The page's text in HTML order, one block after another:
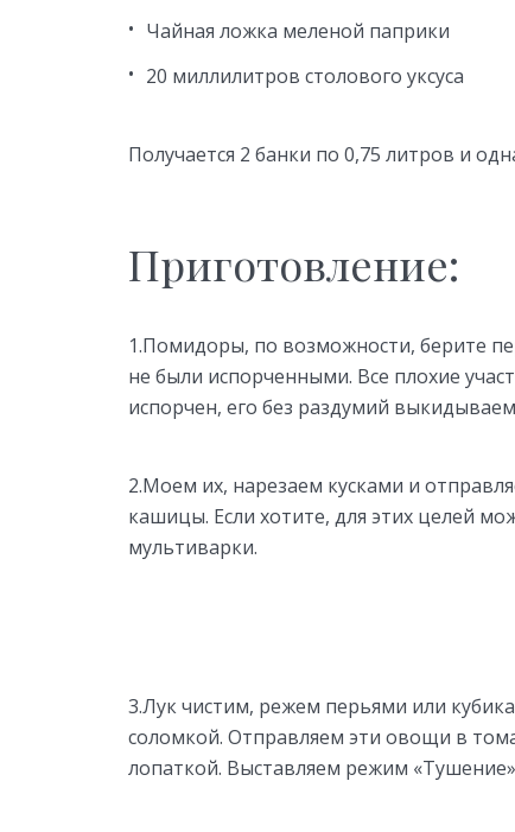
Чайная ложка меленой паприки
20 миллилитров столового уксуса
Получается 2 банки по 0,75 литров и
Приготовление:
1.Помидоры, по возможности, берите
не были испорченными. Все плохие
испорчен, его без раздумий
2.Моем их, нарезаем кусками и
кашицы. Если хотите, для этих целей
мультиварки.
3.Лук чистим, режем перьями или
соломкой. Отправляем эти овощи в
лопаткой. Выставляем режим